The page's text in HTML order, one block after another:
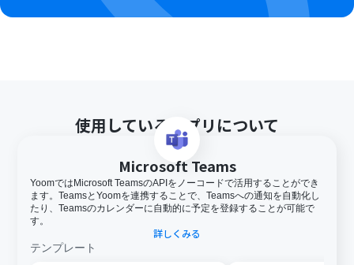
使用しているアプリについて
Microsoft Teams
YoomではMicrosoft TeamsのAPIをノーコードで活用することができ
ます。TeamsとYoomを連携することで、Teamsへの通知を自動化し
たり、Teamsのカレンダーに自動的に予定を登録することが可能で
す。
詳しくみる
テンプレート